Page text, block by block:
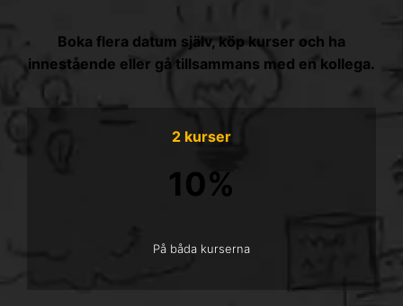
Boka flera datum själv, köp kurser och ha
innestående eller gå tillsammans med en kollega.
2 kurser
10%
På båda kurserna